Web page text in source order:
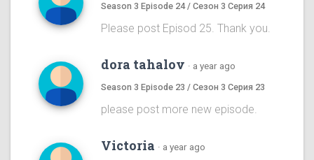
Season 3 Episode 24 / Сезон 3 Серия 24
Please post Episod 25. Thank you.
dora tahalov · a year ago
Season 3 Episode 23 / Сезон 3 Серия 23
please post more new episode.
Victoria · a year ago